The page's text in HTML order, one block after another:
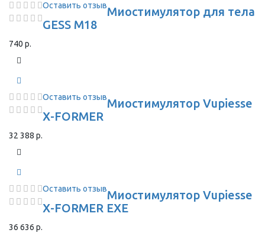
Оставить отзывМиостимулятор для тела
GESS M18
740 р.
Оставить отзывМиостимулятор Vupiesse
X-FORMER
32 388 р.
Оставить отзывМиостимулятор Vupiesse
X-FORMER EXE
36 636 р.